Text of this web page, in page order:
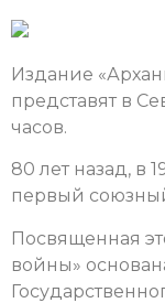
Издание
представят в
часов.
80 лет назад, в
первый
Посвященная
войны»